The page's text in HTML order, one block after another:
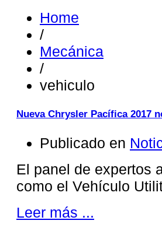
Home
/
Mecánica
/
vehiculo
Nueva Chrysler Pacífica 2017
Publicado en
El panel de expertos
como el Vehículo
Leer más ...